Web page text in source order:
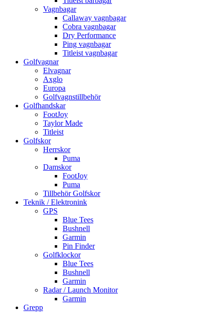
Vagnbagar
Callaway vagnbagar
Cobra vagnbagar
Dry Performance
Ping vagnbagar
Titleist vagnbagar
Golfvagnar
Elvagnar
Axglo
Europa
Golfvagnstillbehör
Golfhandskar
FootJoy
Taylor Made
Titleist
Golfskor
Herrskor
Puma
Damskor
FootJoy
Puma
Tillbehör Golfskor
Teknik / Elektronink
GPS
Blue Tees
Bushnell
Garmin
Pin Finder
Golfklockor
Blue Tees
Bushnell
Garmin
Radar / Launch Monitor
Garmin
Grepp